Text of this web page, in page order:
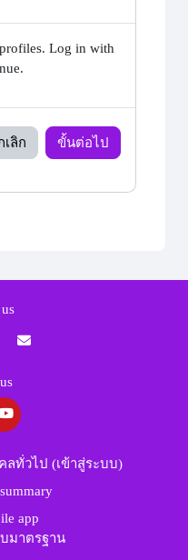
profiles. Log in with
เลิก ขั้นต่อไป
ลทั่วไป (เข้าสู่ระบบ)
app
มาตรฐาน